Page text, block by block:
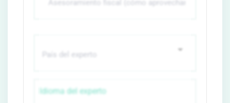
Idioma del experto